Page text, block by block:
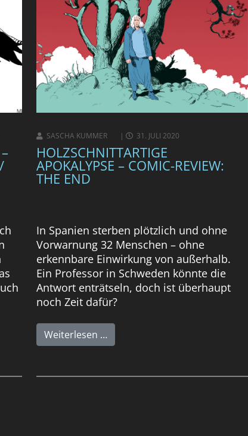
SASCHA KUMMER 31. JULI 2020
HOLZSCHNITTARTIGE
APOKALYPSE – COMIC-REVIEW:
THE END
In Spanien sterben plötzlich und ohne
Vorwarnung 32 Menschen – ohne
erkennbare Einwirkung von außerhalb.
Ein Professor in Schweden könnte die
Antwort enträtseln, doch ist überhaupt
noch Zeit dafür?
Weiterlesen …